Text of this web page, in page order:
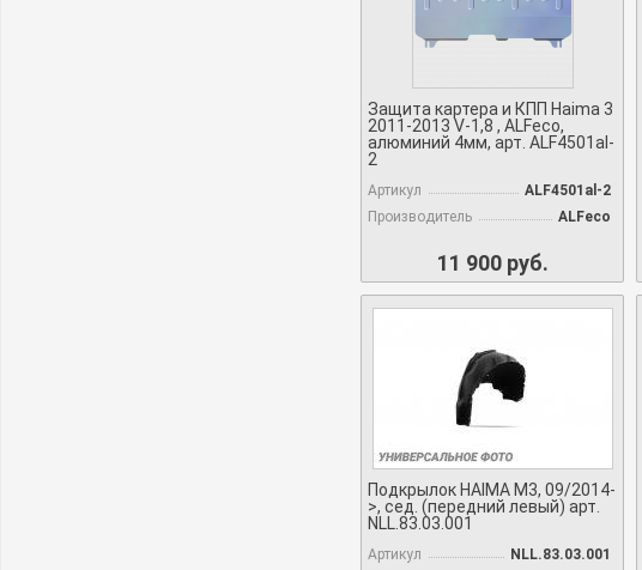
Защита картера и КПП Haima 3
2011-2013 V-1,8 , ALFeco,
алюминий 4мм, арт. ALF4501al-
2
Артикул
ALF4501al-2
Производитель
ALFeco
11 900 руб.
Подкрылок HAIMA M3, 09/2014-
>, сед. (передний левый) арт.
NLL.83.03.001
Артикул
NLL.83.03.001